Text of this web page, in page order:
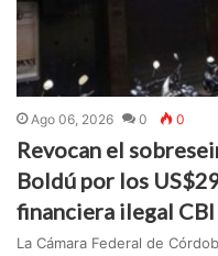
Ago 06, 2026 0 0
Revocan el
Boldú por los
financiera ilegal CBI
La Cámara Federal de